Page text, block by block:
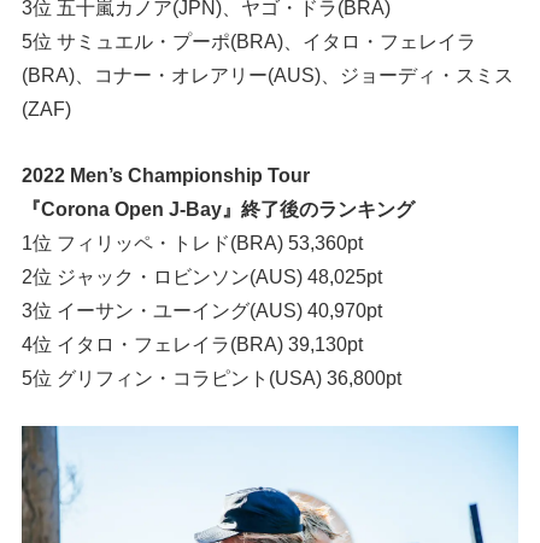
3位 五十嵐カノア(JPN)、ヤゴ・ドラ(BRA)
5位 サミュエル・プーポ(BRA)、イタロ・フェレイラ
(BRA)、コナー・オレアリー(AUS)、ジョーディ・スミス
(ZAF)
2022 Men’s Championship Tour
『Corona Open J-Bay』終了後のランキング
1位 フィリッペ・トレド(BRA) 53,360pt
2位 ジャック・ロビンソン(AUS) 48,025pt
3位 イーサン・ユーイング(AUS) 40,970pt
4位 イタロ・フェレイラ(BRA) 39,130pt
5位 グリフィン・コラピント(USA) 36,800pt